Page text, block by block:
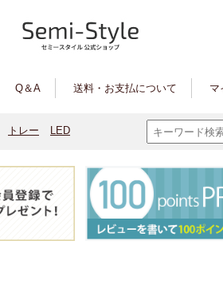
Q＆A 送料・お支払について マ
トレー LED